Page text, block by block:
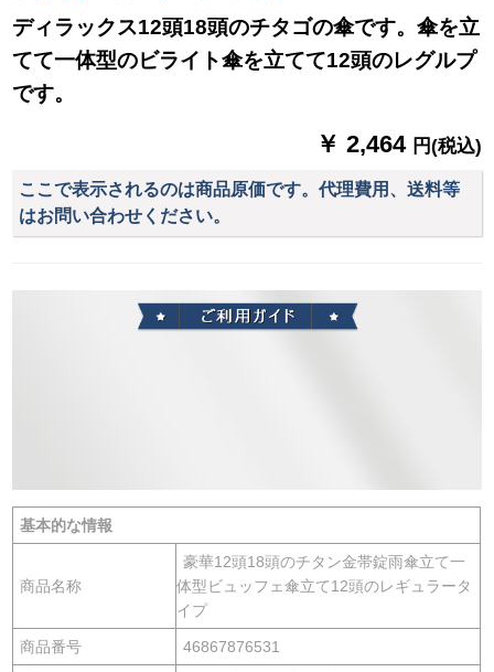
す。
ディラックス12頭18頭のチタゴの傘です。傘を立
てて一体型のビライト傘を立てて12頭のレグルプ
です。
￥ 2,464 円(税込)
ここで表示されるのは商品原価です。代理費用、送料等
はお問い合わせください。
基本的な情報
商品名称
豪華12頭18頭のチタン金帯錠雨傘立て一
体型ビュッフェ傘立て12頭のレギュラータ
イプ
商品番号 46867876531